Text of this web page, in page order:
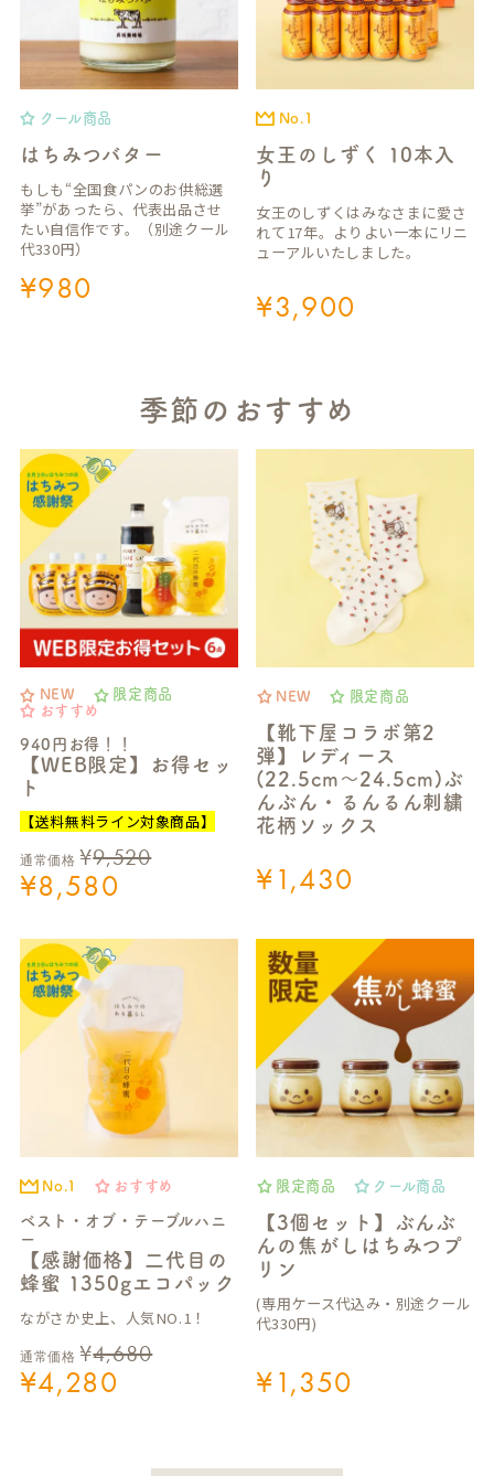
クール商品
はちみつバター
もしも“全国食パンのお供総選
挙”があったら、代表出品させ
たい自信作です。（別途クール
代330円）
¥980
No.1
女王のしずく 10本入
り
女王のしずくはみなさまに愛さ
れて17年。よりよい一本にリニ
ューアルいたしました。
¥3,900
季節のおすすめ
NEW
限定商品
おすすめ
940円お得！！
【WEB限定】お得セッ
ト
【送料無料ライン対象商品】
通常価格 ¥9,520
¥8,580
NEW 限定商品
【靴下屋コラボ第2
弾】レディース
(22.5cm～24.5cm)ぶ
んぶん・るんるん刺繍
花柄ソックス
¥1,430
No.1 おすすめ
ベスト・オブ・テーブルハニ
ー
【感謝価格】二代目の
蜂蜜 1350gエコパック
ながさか史上、人気NO.1！
通常価格 ¥4,680
¥4,280
限定商品 クール商品
【3個セット】ぶんぶ
んの焦がしはちみつプ
リン
(専用ケース代込み・別途クール
代330円)
¥1,350